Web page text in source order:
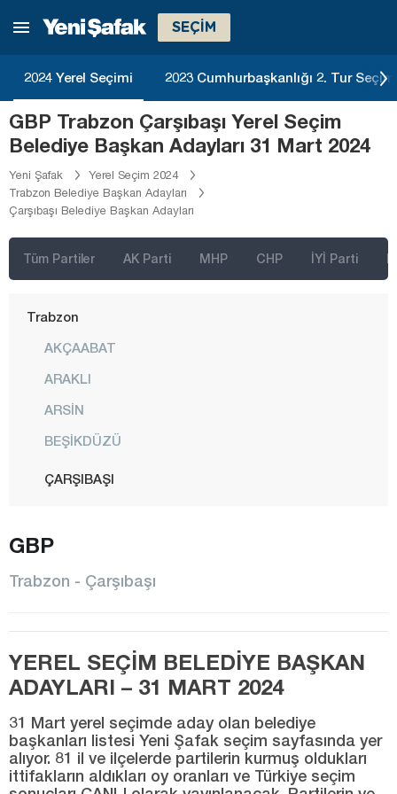
SEÇİM
2024 Yerel Seçimi 2023 Cumhurbaşkanlığı 2. Tur
GBP Trabzon Çarşıbaşı Yerel Seçim
Belediye Başkan Adayları 31 Mart 2024
Yeni Şafak
Yerel Seçim 2024
Trabzon Belediye Başkan Adayları
Çarşıbaşı Belediye Başkan Adayları
Tüm Partiler AK Parti MHP CHP İYİ Parti
Sakarya
Sinop
Sivas
Şanlıurfa
Şırnak
Tokat
Trabzon
AKÇAABAT
ARAKLI
ARSİN
BEŞİKDÜZÜ
ÇARŞIBAŞI
DERNEKPAZARI
DÜZKÖY
KÖPRÜBAŞI
MAÇKA
OF
ORTAHİSAR
SÜRMENE
ŞALPAZARI
GBP
Trabzon - Çarşıbaşı
YEREL SEÇİM BELEDİYE BAŞKAN
ADAYLARI – 31 MART 2024
31 Mart yerel seçimde aday olan belediye
başkanları listesi Yeni Şafak seçim sayfasında yer
alıyor. 81 il ve ilçelerde partilerin kurmuş oldukları
ittifakların aldıkları oy oranları ve Türkiye seçim